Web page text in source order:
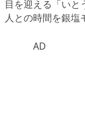
目を迎える 「いと
人との時間を銀塩
AD